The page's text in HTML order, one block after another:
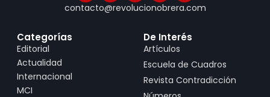
contacto@revolucionobrera.com
Categorías
Editorial
Actualidad
Internacional
MCI
De Interés
Artículos
Escuela de Cuadros
Revista Contradicción